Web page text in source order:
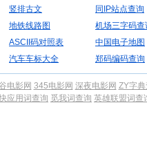
竖排古文
同IP站点查询
地铁线路图
机场三字码查
ASCII码对照表
中国电子地图
汽车车标大全 郑码编码查询
电影网 345电影网 深夜电影网 ZY字
应用词查询 觅我词查询 英雄联盟词查